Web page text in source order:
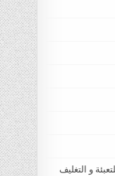
و التغليف